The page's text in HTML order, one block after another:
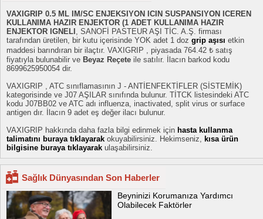
VAXIGRIP 0.5 ML IM/SC ENJEKSIYON ICIN SUSPANSIYON ICEREN
KULLANIMA HAZIR ENJEKTOR (1 ADET KULLANIMA HAZIR
ENJEKTOR IGNELI , SANOFİ PASTEUR AŞI TİC. A.Ş. firması
tarafından üretilen, bir kutu içerisinde YOK adet 1 doz grip aşısı etkin
maddesi barındıran bir ilaçtır. VAXIGRIP , piyasada 764.42 ₺ satış
fiyatıyla bulunabilir ve Beyaz Reçete ile satılır. İlacın barkod kodu
8699625950054 dir.
VAXIGRIP , ATC sınıflamasının J - ANTİENFEKTİFLER (SİSTEMİK)
kategorisinde ve J07 AŞILAR sınıfında bulunur. TİTCK listesindeki ATC
kodu J07BB02 ve ATC adı influenza, inactivated, split virus or surface
antigen dır. İlacın 9 adet eş değer ilacı bulunur.
VAXIGRIP hakkında daha fazla bilgi edinmek için hasta kullanma
talimatını buraya tıklayarak okuyabilirsiniz. Hekimseniz, kısa ürün
bilgisine buraya tıklayarak ulaşabilirsiniz.
Sağlık Dünyasından Son Haberler
Beyninizi Korumanıza Yardımcı
Olabilecek Faktörler